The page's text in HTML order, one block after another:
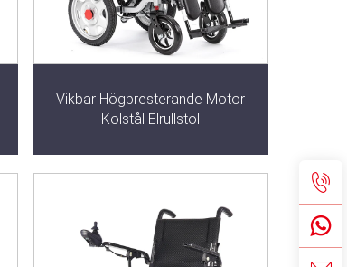
Vikbar Högpresterande Motor
Kolstål Elrullstol